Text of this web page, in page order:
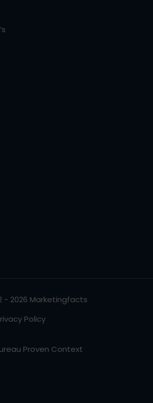
- 2026 Marketingfacts
Policy
Proven Context